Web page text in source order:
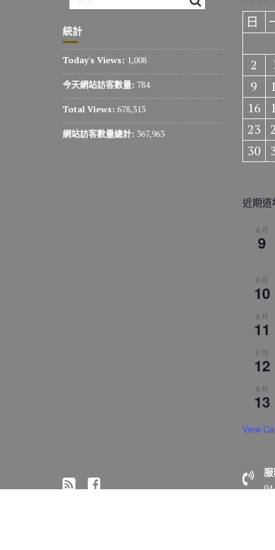
統計
Today's Views: 1,008
今天網站訪客數量: 784
Total Views: 678,313
網站訪客數量總計: 367,963
日
2
9
16
23
30
近期道
8 月
9
8 月
10
8 月
11
8 月
12
8 月
13
View